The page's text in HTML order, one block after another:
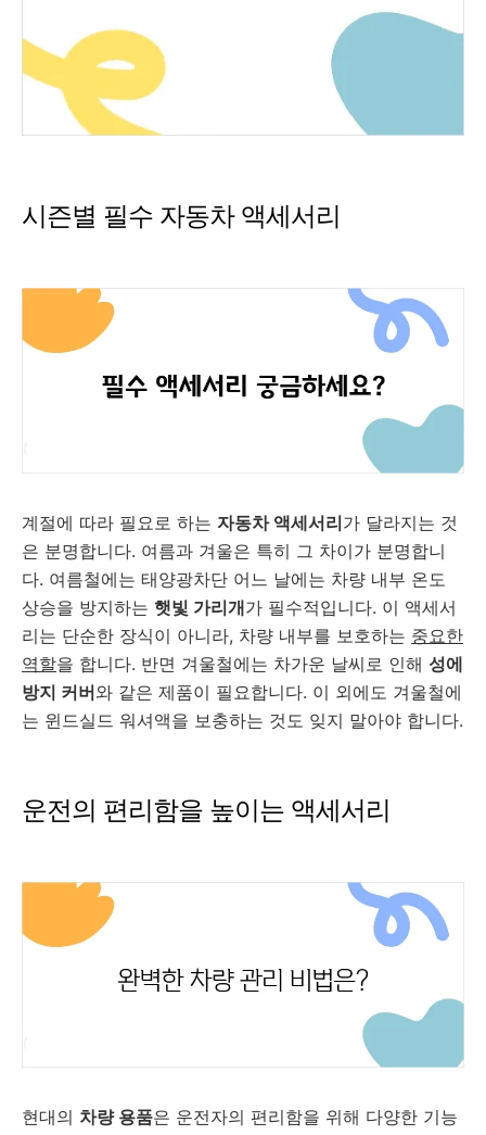
시즌별 필수 자동차 액세서리
계절에 따라 필요로 하는 자동차 액세서리가 달라지는 것
은 분명합니다. 여름과 겨울은 특히 그 차이가 분명합니
다. 여름철에는 태양광차단 어느 날에는 차량 내부 온도
상승을 방지하는 햇빛 가리개가 필수적입니다. 이 액세서
리는 단순한 장식이 아니라, 차량 내부를 보호하는 중요한
역할을 합니다. 반면 겨울철에는 차가운 날씨로 인해 성에
방지 커버와 같은 제품이 필요합니다. 이 외에도 겨울철에
는 윈드실드 워셔액을 보충하는 것도 잊지 말아야 합니다.
운전의 편리함을 높이는 액세서리
현대의 차량 용품은 운전자의 편리함을 위해 다양한 기능